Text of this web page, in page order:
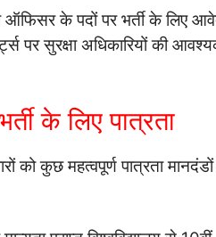
ऑफिसर के पदों पर भर्ती के लिए
पर सुरक्षा अधिकारियों की
के लिए पात्रता
कुछ महत्वपूर्ण पात्रता मानदंडों